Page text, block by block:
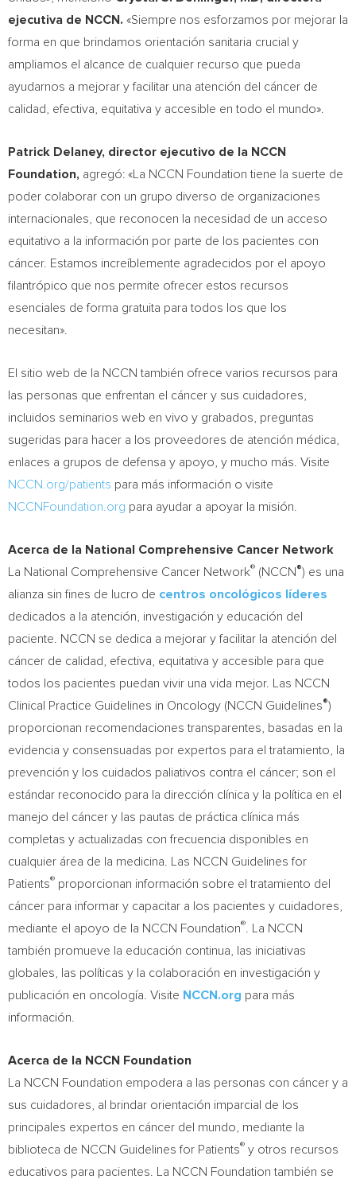
ejecutiva de NCCN. «Siempre nos esforzamos por mejorar la
forma en que brindamos orientación sanitaria crucial y
ampliamos el alcance de cualquier recurso que pueda
ayudarnos a mejorar y facilitar una atención del cáncer de
calidad, efectiva, equitativa y accesible en todo el mundo».
Patrick Delaney, director ejecutivo de la NCCN
Foundation, agregó: «La NCCN Foundation tiene la suerte de
poder colaborar con un grupo diverso de organizaciones
internacionales, que reconocen la necesidad de un acceso
equitativo a la información por parte de los pacientes con
cáncer. Estamos increíblemente agradecidos por el apoyo
filantrópico que nos permite ofrecer estos recursos
esenciales de forma gratuita para todos los que los
necesitan».
El sitio web de la NCCN también ofrece varios recursos para
las personas que enfrentan el cáncer y sus cuidadores,
incluidos seminarios web en vivo y grabados, preguntas
sugeridas para hacer a los proveedores de atención médica,
enlaces a grupos de defensa y apoyo, y mucho más. Visite
NCCN.org/patients para más información o visite
NCCNFoundation.org para ayudar a apoyar la misión.
Acerca de la National Comprehensive Cancer Network
La National Comprehensive Cancer Network® (NCCN ®) es una
alianza sin fines de lucro de centros oncológicos líderes
dedicados a la atención, investigación y educación del
paciente. NCCN se dedica a mejorar y facilitar la atención del
cáncer de calidad, efectiva, equitativa y accesible para que
todos los pacientes puedan vivir una vida mejor. Las NCCN
Clinical Practice Guidelines in Oncology (NCCN Guidelines®)
proporcionan recomendaciones transparentes, basadas en la
evidencia y consensuadas por expertos para el tratamiento, la
prevención y los cuidados paliativos contra el cáncer; son el
estándar reconocido para la dirección clínica y la política en el
manejo del cáncer y las pautas de práctica clínica más
completas y actualizadas con frecuencia disponibles en
cualquier área de la medicina. Las NCCN Guidelines for
Patients® proporcionan información sobre el tratamiento del
cáncer para informar y capacitar a los pacientes y cuidadores,
mediante el apoyo de la NCCN Foundation®
. La NCCN
también promueve la educación continua, las iniciativas
globales, las políticas y la colaboración en investigación y
publicación en oncología. Visite NCCN.org para más
información.
Acerca de la NCCN Foundation
La NCCN Foundation empodera a las personas con cáncer y a
sus cuidadores, al brindar orientación imparcial de los
principales expertos en cáncer del mundo, mediante la
biblioteca de NCCN Guidelines for Patients® y otros recursos
educativos para pacientes. La NCCN Foundation también se